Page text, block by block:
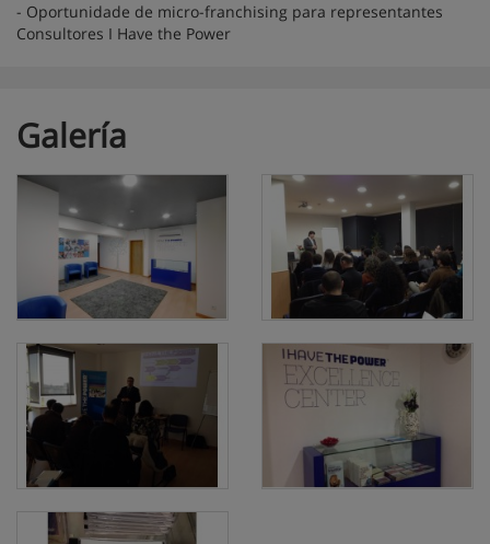
- Oportunidade de micro-franchising para representantes
Consultores I Have the Power
Galería